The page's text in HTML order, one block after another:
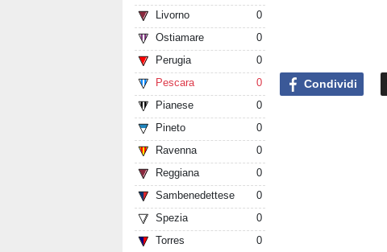
Livorno
0
Ostiamare
0
Perugia
0
Pescara
0
Pianese
0
Pineto
0
Ravenna
0
Reggiana
0
Sambenedettese
0
Spezia
0
Torres
0
Condividi